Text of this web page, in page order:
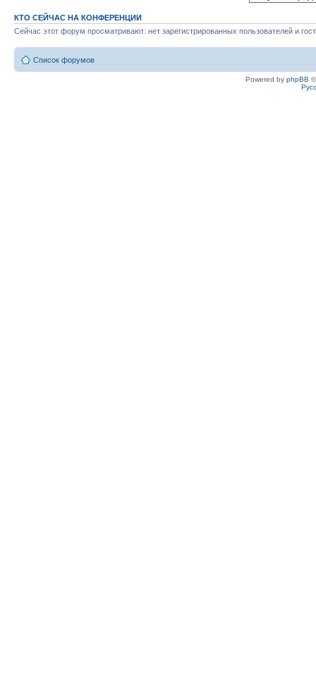
КТО СЕЙЧАС НА КОНФЕРЕНЦИИ
Сейчас этот форум просматривают: нет зарегистрированных пользователей и
Список форумов
Powered by phpBB